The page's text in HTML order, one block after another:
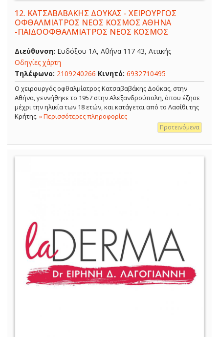
12. ΚΑΤΣΑΒΑΒΑΚΗΣ ΔΟΥΚΑΣ - ΧΕΙΡΟΥΡΓΟΣ
ΟΦΘΑΛΜΙΑΤΡΟΣ ΝΕΟΣ ΚΟΣΜΟΣ ΑΘΗΝΑ
-ΠΑΙΔΟΟΦΘΑΛΜΙΑΤΡΟΣ ΝΕΟΣ ΚΟΣΜΟΣ
Διεύθυνση: Ευδόξου 1Α, Αθήνα 117 43, Αττικής
Οδηγίες χάρτη
Τηλέφωνο: 2109240266 Κινητό: 6932710495
Ο χειρουργός οφθαλμίατρος Κατσαβαβάκης Δούκας, στην
Αθήνα, γεννήθηκε το 1957 στην Αλεξανδρούπολη, όπου έζησε
μέχρι την ηλικία των 18 ετών, και κατάγεται από το Λασίθι της
Κρήτης. » Περισσότερες πληροφορίες
Προτεινόμενα